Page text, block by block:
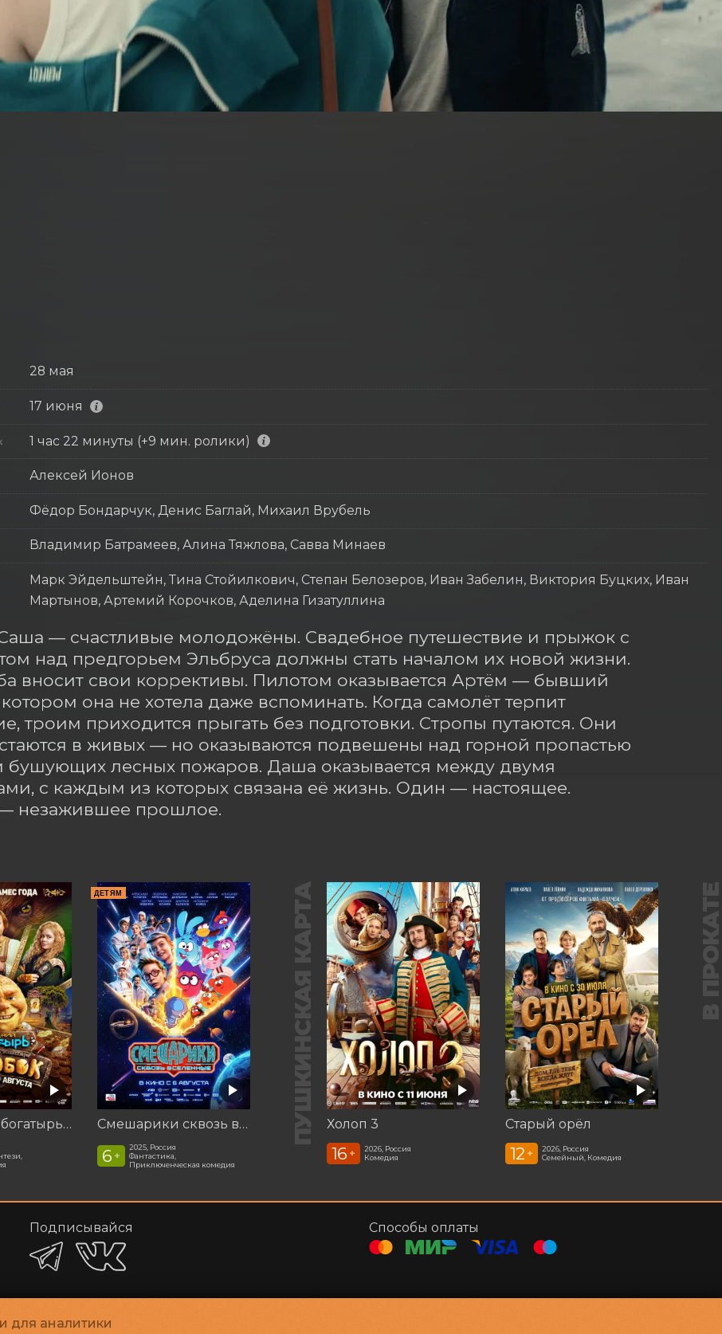
28 мая
17 июня
1 час 22 минуты (+9 мин. ролики)
Алексей Ионов
Фёдор Бондарчук, Денис Баглай, Михаил Врубель
Владимир Батрамеев, Алина Тяжлова, Савва Минаев
Марк Эйдельштейн, Тина Стойилкович, Степан Белозеров, Иван Забелин, Виктория Буцких, Иван
Мартынов, Артемий Корочков, Аделина Гизатуллина
— счастливые молодожёны. Свадебное путешествие и прыжок с
над предгорьем Эльбруса должны стать началом их новой жизни.
вносит свои коррективы. Пилотом оказывается Артём — бывший
она не хотела даже вспоминать. Когда самолёт терпит
троим приходится прыгать без подготовки. Стропы путаются. Они
в живых — но оказываются подвешены над горной пропастью
бушующих лесных пожаров. Даша оказывается между двумя
с каждым из которых связана её жизнь. Один — настоящее.
незажившее прошлое.
Последний богатырь. Колобок
ДЕТЯМ
Смешарики сквозь вселенные
6 +
2025, Россия
Фантастика,
Приключенческая комедия
ПУШКИНСКАЯ КАРТА Холоп 3
16 +
2026, Россия
Комедия
Старый орёл
12 +
2026, Россия
Семейный, Комедия
В
для аналитики
Подписывайся Способы оплаты